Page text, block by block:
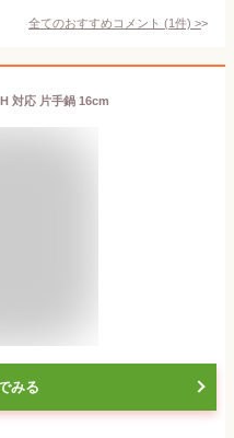
全てのおすすめコメント (1件) >
対応 片手鍋 16cm
みる